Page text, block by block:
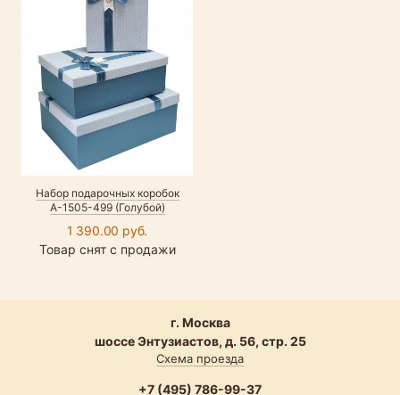
Набор подарочных коробок
А-1505-499 (Голубой)
1 390.00 руб.
Товар снят с продажи
г. Москва
шоссе Энтузиастов, д. 56, стр. 25
Схема проезда
+7 (495) 786-99-37